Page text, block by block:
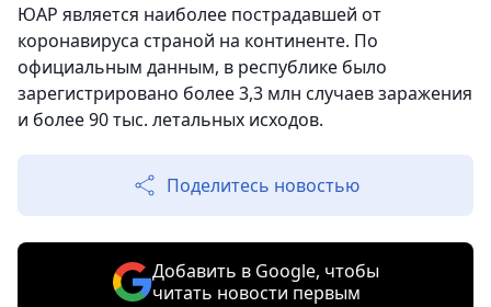
ЮАР является наиболее пострадавшей от
коронавируса страной на континенте. По
официальным данным, в республике было
зарегистрировано более 3,3 млн случаев заражения
и более 90 тыс. летальных исходов.
Поделитесь новостью
Добавить в Google, чтобы
читать новости первым